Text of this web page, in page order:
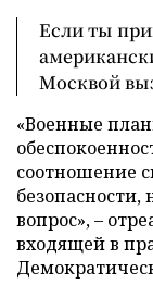
Если ты
Москвой
«Военные
соотношение
вопрос», –
входящей в